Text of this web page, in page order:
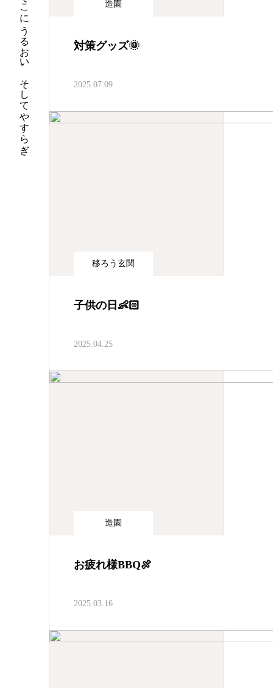
そこにうるおい、そしてやすらぎ 造園
対策グッズ🌞
2025.07.09
移ろう玄関
子供の日👶🏻
2025.04.25
造園
お疲れ様BBQ🍖
2025.03.16